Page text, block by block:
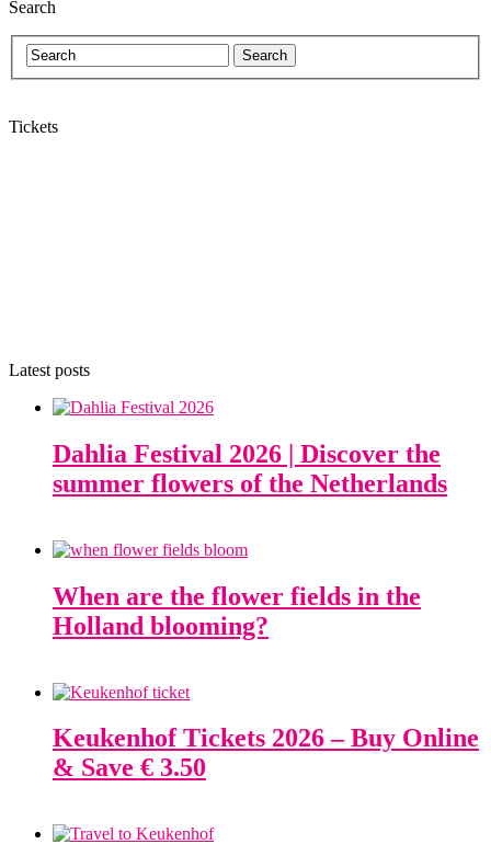
Search
Tickets
Latest posts
Dahlia Festival 2026 | Discover the
summer flowers of the Netherlands
When are the flower fields in the
Holland blooming?
Keukenhof Tickets 2026 – Buy Online
& Save € 3.50